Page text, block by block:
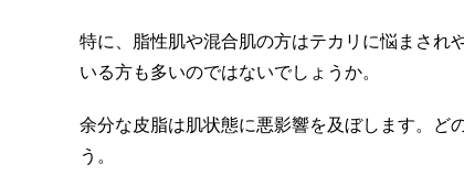
特に、脂性肌や混合肌の方はテカリに悩まされ
いる方も多いのではないでしょうか。
余分な皮脂は肌状態に悪影響を及ぼします。ど
う。